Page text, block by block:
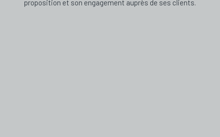
proposition et son engagement auprès de ses clients.